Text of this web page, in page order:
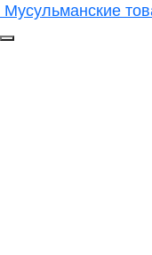
Мусульманские